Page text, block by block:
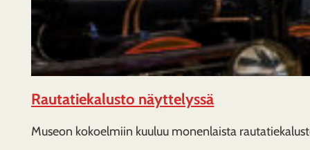
Rautatiekalusto näyttelyssä
Museon kokoelmiin kuuluu monenlaista